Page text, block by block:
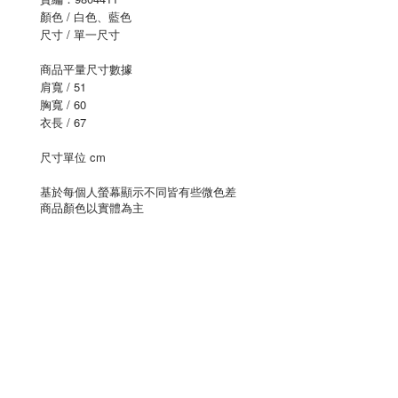
顏色 / 白色、藍色
尺寸 / 單一尺寸
商品平量尺寸數據
肩寬 / 51
胸寬 / 60
衣長 / 67
尺寸單位 cm
基於每個人螢幕顯示不同皆有些微色差
商品顏色以實體為主